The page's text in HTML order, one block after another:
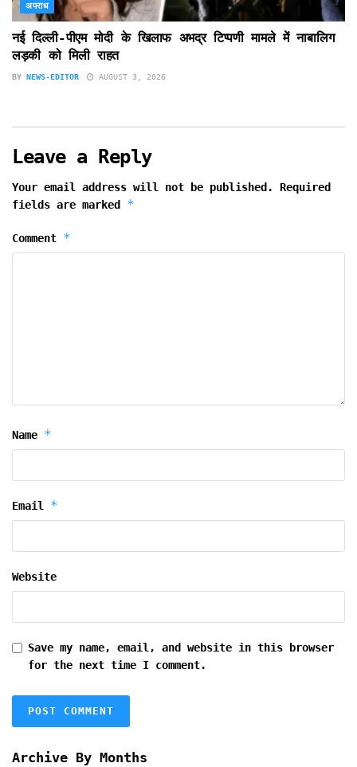
अपराध
नई दिल्ली-पीएम मोदी के खिलाफ अभद्र टिप्पणी मामले में नाबालिग
लड़की को मिली राहत
BY NEWS-EDITOR AUGUST 3, 2026
Leave a Reply
Your email address will not be published.
Required
fields are marked *
Comment *
Name *
Email *
Website
Save my name, email, and website in this browser
for the next time I comment.
Archive By Months